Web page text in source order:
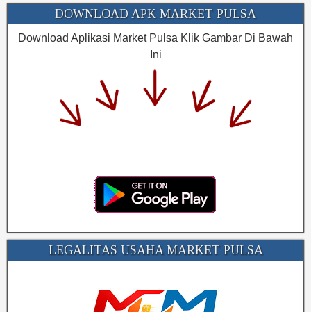
DOWNLOAD APK MARKET PULSA
Download Aplikasi Market Pulsa Klik Gambar Di Bawah
Ini
LEGALITAS USAHA MARKET PULSA